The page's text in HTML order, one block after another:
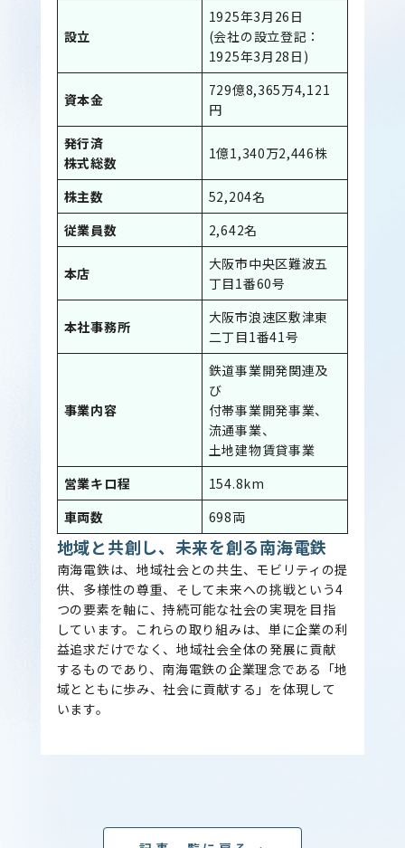
設立
1925年3月26日
(会社の設立登記：
1925年3月28日)
資本金
729億8,365万4,121
円
発行済
株式総数
1億1,340万2,446株
株主数
52,204名
従業員数
2,642名
本店
大阪市中央区難波五
丁目1番60号
本社事務所
大阪市浪速区敷津東
二丁目1番41号
事業内容
鉄道事業開発関連及
び
付帯事業開発事業、
流通事業、
土地建物賃貸事業
営業キロ程
154.8km
車両数
698両
地域と共創し、未来を創る南海電鉄
南海電鉄は、地域社会との共生、モビリティの提
供、多様性の尊重、そして未来への挑戦という4
つの要素を軸に、持続可能な社会の実現を目指
しています。これらの取り組みは、単に企業の利
益追求だけでなく、地域社会全体の発展に貢献
するものであり、南海電鉄の企業理念である「地
域とともに歩み、社会に貢献する」を体現して
います。